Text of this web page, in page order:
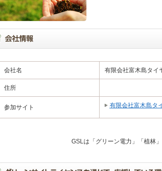
会社名 有限会社富木島タイ
住所
参加サイト 有限会社富木島タ
GSLは「グリーン電力」「植林